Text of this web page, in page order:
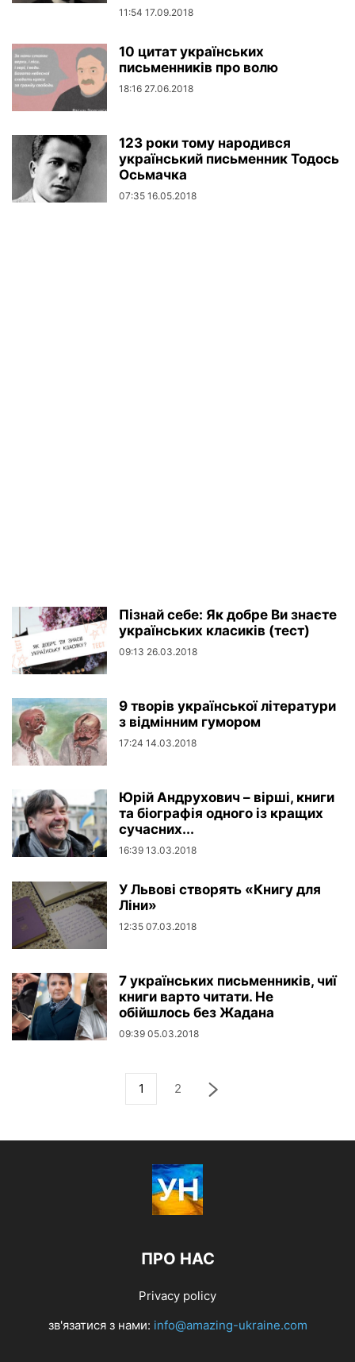
11:54 17.09.2018
10 цитат українських
письменників про волю
18:16 27.06.2018
123 роки тому народився
український письменник Тодось
Осьмачка
07:35 16.05.2018
Пізнай себе: Як добре Ви знаєте
українських класиків (тест)
09:13 26.03.2018
9 творів української літератури
з відмінним гумором
17:24 14.03.2018
Юрій Андрухович – вірші, книги
та біографія одного із кращих
сучасних...
16:39 13.03.2018
У Львові створять «Книгу для
Ліни»
12:35 07.03.2018
7 українських письменників, чиї
книги варто читати. Не
обійшлось без Жадана
09:39 05.03.2018
1 2
ПРО НАС
Privacy policy
зв'язатися з нами: info@amazing-ukraine.com